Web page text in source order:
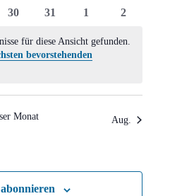
0
30
0
31
0
1
0
2
für diese Ansicht gefunden.
bevorstehenden
Monat Aug.